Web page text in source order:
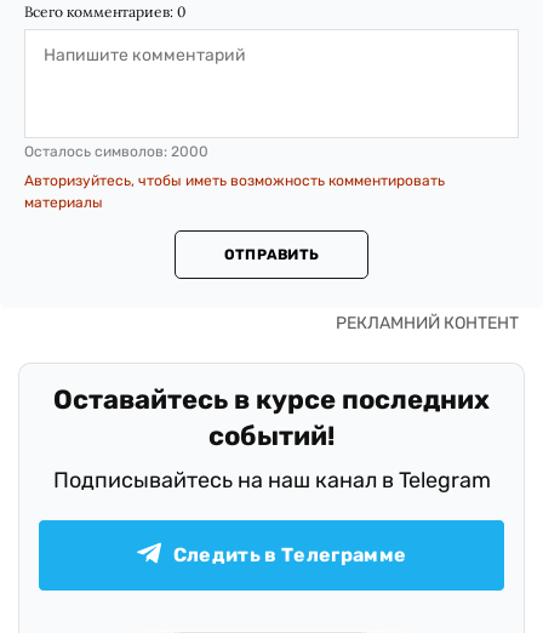
Всего комментариев: 0
Осталось символов: 2000
Авторизуйтесь, чтобы иметь возможность комментировать
материалы
ОТПРАВИТЬ
Оставайтесь в курсе последних
событий!
Подписывайтесь на наш канал в Telegram
Следить в Телеграмме